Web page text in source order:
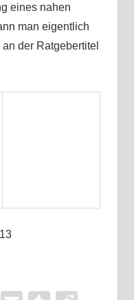
eines nahen
man eigentlich
der Ratgebertitel